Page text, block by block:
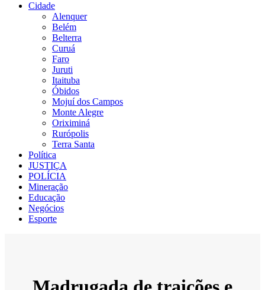
Cidade
Alenquer
Belém
Belterra
Curuá
Faro
Juruti
Itaituba
Óbidos
Mojuí dos Campos
Monte Alegre
Oriximiná
Rurópolis
Terra Santa
Política
JUSTIÇA
POLÍCIA
Mineração
Educação
Negócios
Esporte